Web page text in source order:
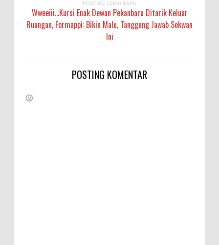
POSTING LEBIH BARU
Wweeiii...Kursi Enak Dewan Pekanbaru Ditarik Keluar
Ruangan, Formappi: Bikin Malu, Tanggung Jawab Sekwan
Ini
POSTING KOMENTAR